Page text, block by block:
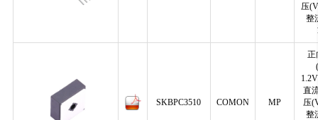
压
整
SKBPC3510 COMON MP
正
直
压
整